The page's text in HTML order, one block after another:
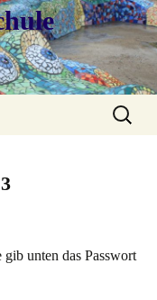
Suchen
nach:
unten das Passwort